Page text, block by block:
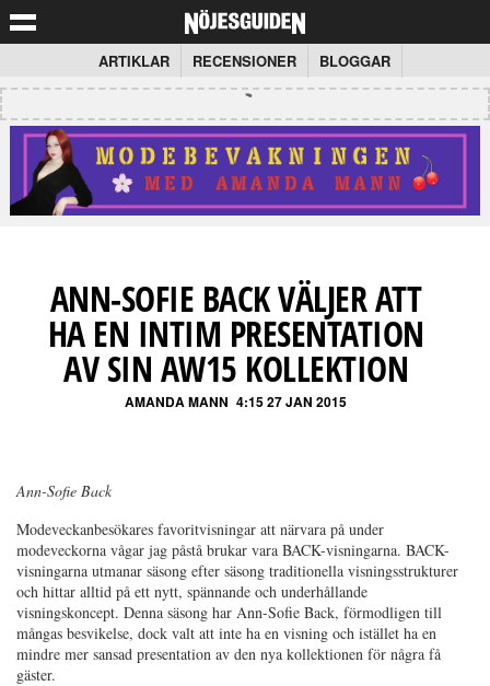
ARTIKLAR RECENSIONER BLOGGAR
ANN-SOFIE BACK VÄLJER ATT
HA EN INTIM PRESENTATION
AV SIN AW15 KOLLEKTION
AMANDA MANN 4:15 27 JAN 2015
Ann-Sofie Back
Modeveckanbesökares favoritvisningar att närvara på under
modeveckorna vågar jag påstå brukar vara BACK-visningarna. BACK-
visningarna utmanar säsong efter säsong traditionella visningsstrukturer
och hittar alltid på ett nytt, spännande och underhållande
visningskoncept. Denna säsong har Ann-Sofie Back, förmodligen till
mångas besvikelse, dock valt att inte ha en visning och istället ha en
mindre mer sansad presentation av den nya kollektionen för några få
gäster.